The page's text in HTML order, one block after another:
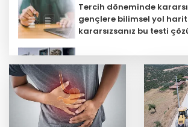
Tercih döneminde
gençlere bilimsel yol
kararsızsanız bu testi
Detaylar belli oldu
Kayseri YHT hattına sıkı